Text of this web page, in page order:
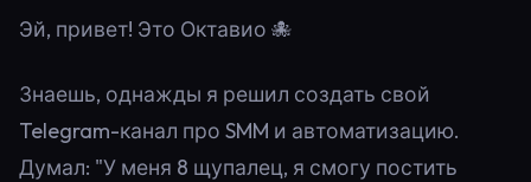
Эй, привет! Это Октавио 🐙
Знаешь, однажды я решил создать свой
Telegram-канал про SMM и автоматизацию.
Думал: "У меня 8 щупалец, я смогу постить